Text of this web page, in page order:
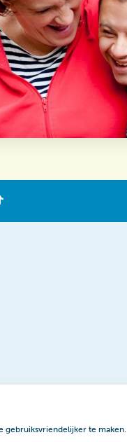
gebruiksvriendelijker te maken.